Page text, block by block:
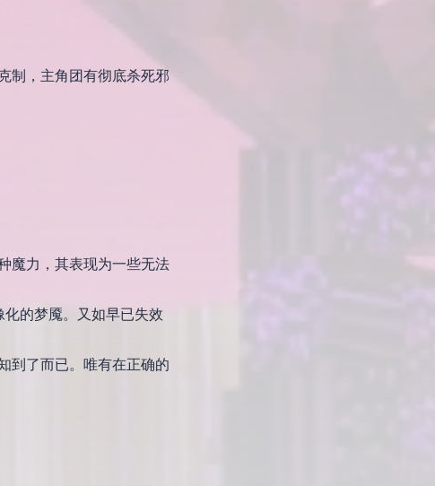
制，主角团有彻底杀死邪
魔力，其表现为一些无法
的梦魇。又如早已失效
到了而已。唯有在正确的